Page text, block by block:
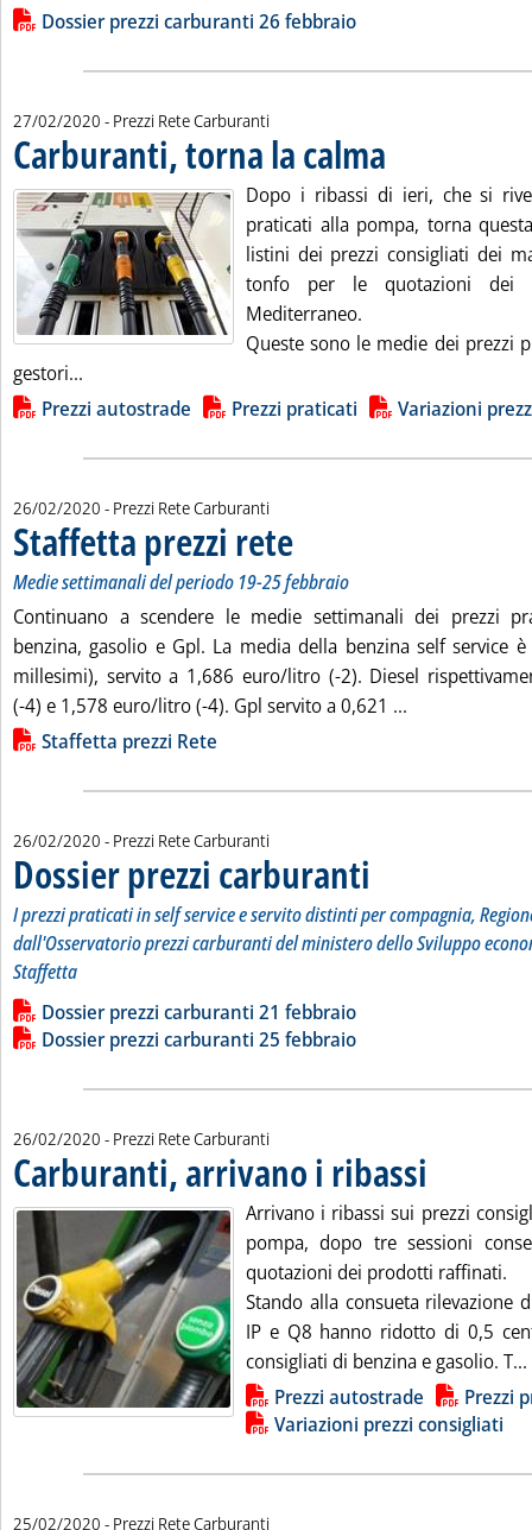
Leggi tutta la notizia: 'Dossier prezzi carburanti'
Lista allegati PDF alla notizia
Dossier prezzi carburanti 26 febbraio
27/02/2020 - Prezzi Rete Carburanti
Carburanti, torna la calma
Dopo i ribassi di ieri, che si
praticati alla pompa, torna
listini dei prezzi consigliati dei
tonfo per le quotazioni dei
Mediterraneo.
Queste sono le medie dei prezzi
gestori...
Lista allegati PDF alla notizia
Prezzi autostrade Prezzi praticati Variazioni
26/02/2020 - Prezzi Rete Carburanti
Staffetta prezzi rete
Medie settimanali del periodo 19-25 febbraio
Continuano a scendere le medie settimanali dei prezzi
benzina, gasolio e Gpl. La media della benzina self service
millesimi), servito a 1,686 euro/litro (-2). Diesel
(-4) e 1,578 euro/litro (-4). Gpl servito a 0,621 ...
Lista allegati PDF alla notizia
Staffetta prezzi Rete
26/02/2020 - Prezzi Rete Carburanti
Dossier prezzi carburanti
I prezzi praticati in self service e servito distinti per compagnia,
dall'Osservatorio prezzi carburanti del ministero dello Sviluppo
Staffetta
Leggi tutta la notizia: 'Dossier prezzi carburanti'
Lista allegati PDF alla notizia
Dossier prezzi carburanti 21 febbraio
Dossier prezzi carburanti 25 febbraio
26/02/2020 - Prezzi Rete Carburanti
Carburanti, arrivano i ribassi
Arrivano i ribassi sui prezzi
pompa, dopo tre sessioni
quotazioni dei prodotti raffinati.
Stando alla consueta rilevazione
IP e Q8 hanno ridotto di 0,5
consigliati di benzina e gasolio. T...
Lista allegati PDF alla notiziaPrezzi autostrade
Prezzi
Variazioni prezzi consigliati
25/02/2020 - Prezzi Rete Carburanti